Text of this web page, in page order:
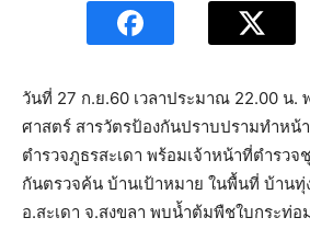
วันที่ 27 ก.ย.60 เวลาประมาณ 22.00 น.
ศาสตร์ สารวัตรป้องกันปราบปรามทำหน้
ตำรวจภูธรสะเดา พร้อมเจ้าหน้าที่ตำรวจ
กันตรวจค้น บ้านเป้าหมาย ในพื้นที่ บ้านทุ่
อ.สะเดา จ.สงขลา พบน้ำต้มพืชใบกระท่